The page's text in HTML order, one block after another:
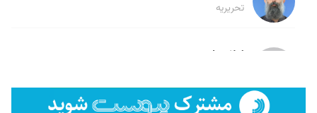
تحریریه
لیلا حنارود